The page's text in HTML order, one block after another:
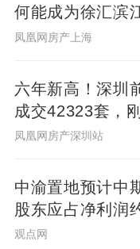
这份深厚的开
何能成为徐汇滨
生产力”的人居锚
凤凰网房产上海
六年新高！深圳
成交42323套，
起"量的回归"
凤凰网房产深圳站
中渝置地预计中
股东应占净利润
观点网